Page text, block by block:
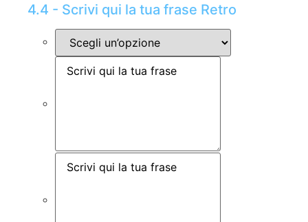
4.4 - Scrivi qui la tua frase Retro